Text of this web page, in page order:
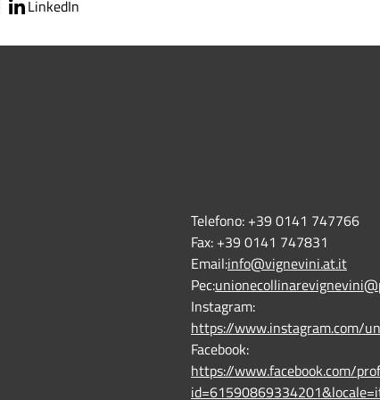
LinkedIn
Telefono: +39 0141 747766
Fax: +39 0141 747831
Email:info@vignevini.at.it
Pec:
Instagram:
https://www.instagram.com/
Facebook:
https://www.facebook.com/